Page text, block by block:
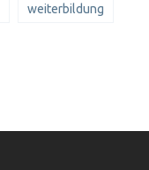
weiterbildung